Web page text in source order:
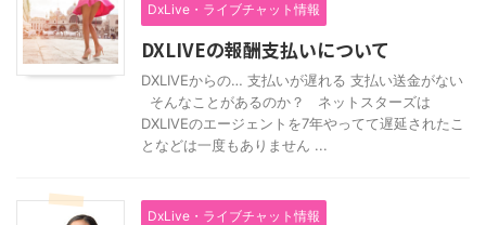
DxLive・ライブチャット情報
DXLIVEの報酬支払いについて
DXLIVEからの… 支払いが遅れる 支払い送金がない
そんなことがあるのか？ ネットスターズは
DXLIVEのエージェントを7年やってて遅延されたこ
となどは一度もありません ...
DxLive・ライブチャット情報